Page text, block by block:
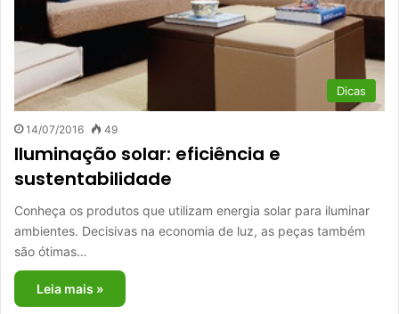
Dicas
14/07/2016 49
Iluminação solar: eficiência e
sustentabilidade
Conheça os produtos que utilizam energia solar para iluminar
ambientes. Decisivas na economia de luz, as peças também
são ótimas…
Leia mais »